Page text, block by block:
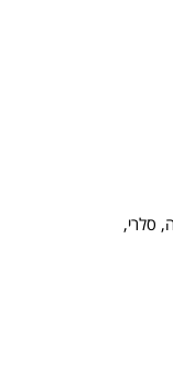
סלרי,